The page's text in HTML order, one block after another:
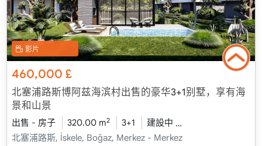
影片
460,000 £
北塞浦路斯博阿兹海滨村出售的豪华3+1别墅，享有海
景和山景
出售 - 房子 320.00 m2 3+1 建設中
北塞浦路斯, İskele, Boğaz, Merkez - Merkez